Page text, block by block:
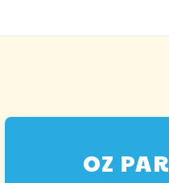
OZ